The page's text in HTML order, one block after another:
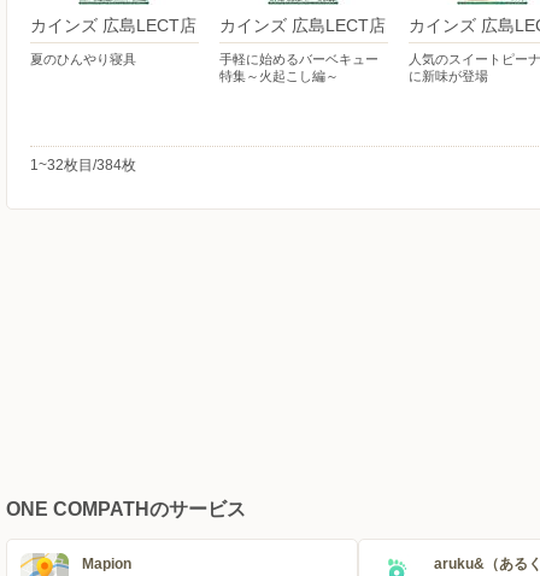
カインズ 広島LECT店
夏のひんやり寝具
カインズ 広島LECT店
手軽に始めるバーベキュー
特集～火起こし編～
カインズ 広島
人気のスイートピー
に新味が登場
1~32枚目/384枚
ONE COMPATHのサービス
Mapion
aruku&（ある